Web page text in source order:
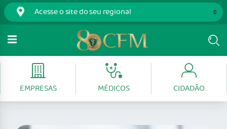
EMPRESAS MÉDICOS CIDADÃO